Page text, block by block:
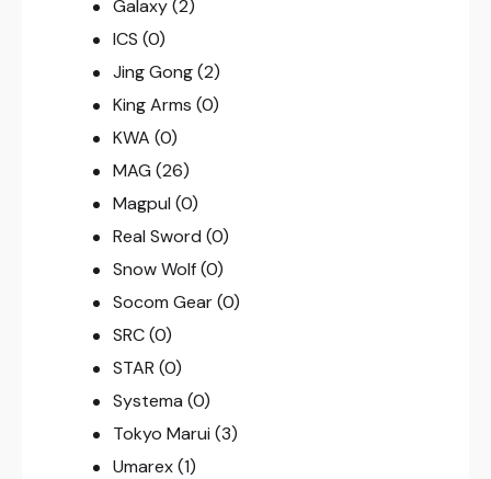
Galaxy (2)
ICS (0)
Jing Gong (2)
King Arms (0)
KWA (0)
MAG (26)
Magpul (0)
Real Sword (0)
Snow Wolf (0)
Socom Gear (0)
SRC (0)
STAR (0)
Systema (0)
Tokyo Marui (3)
Umarex (1)